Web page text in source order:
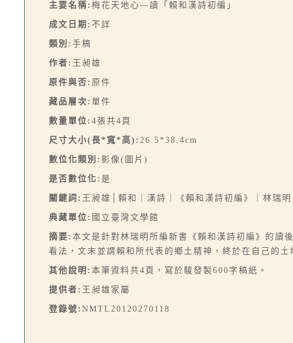
主要名稱: 梅花天地心—讀「賴和漢詩初編」
成文日期: 不詳
類別: 手稿
作者: 王昶雄
原件與否: 原件
藏品層次: 單件
數量單位: 4張共4頁
尺寸大小(長*寬*高): 26.5*38.4cm
數位化類別: 影像(圖片)
是否數位化: 是
關鍵詞: 王昶雄│賴和｜漢詩｜《賴和漢詩初編》｜林瑞明
典藏單位: 國立臺灣文學館
摘要: 本文是針對林瑞明所編新書《賴和漢詩初編》的讀
看法，文末並謂賴和所代表的鄉土精神，終於在自己的
其他說明: 本筆資料共4頁，寫於駿發製600字稿紙。
提供者: 王昶雄家屬
登錄號: NMTL20120270118